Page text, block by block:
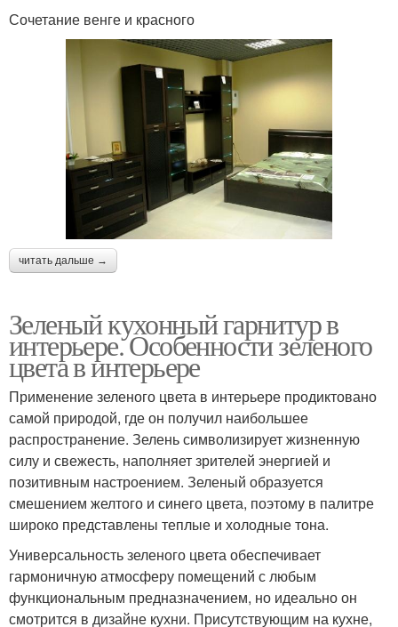
Сочетание венге и красного
читать дальше →
Зеленый кухонный гарнитур в
интерьере. Особенности зеленого
цвета в интерьере
Применение зеленого цвета в интерьере продиктовано
самой природой, где он получил наибольшее
распространение. Зелень символизирует жизненную
силу и свежесть, наполняет зрителей энергией и
позитивным настроением. Зеленый образуется
смешением желтого и синего цвета, поэтому в палитре
широко представлены теплые и холодные тона.
Универсальность зеленого цвета обеспечивает
гармоничную атмосферу помещений с любым
функциональным предназначением, но идеально он
смотрится в дизайне кухни. Присутствующим на кухне,